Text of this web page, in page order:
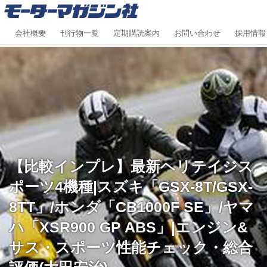
会社概要 刊行物一覧 定期購読案内 お問い合わせ 採用情報
【比較インプレ】最新ヘリテイジス
ポーツ4機種|スズキ「GSX-8T/GSX-
8TT」/ホンダ「CB1000F SE」/ヤマ
ハ「XSR900 GP ABS」|エンジン&
サス・スポーツ性能チェック・総合